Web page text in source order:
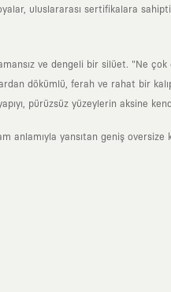
uluslararası sertifikalara
ve dengeli bir silüet. "Ne
dökümlü, ferah ve rahat bir
pürüzsüz yüzeylerin
anlamıyla yansıtan geniş